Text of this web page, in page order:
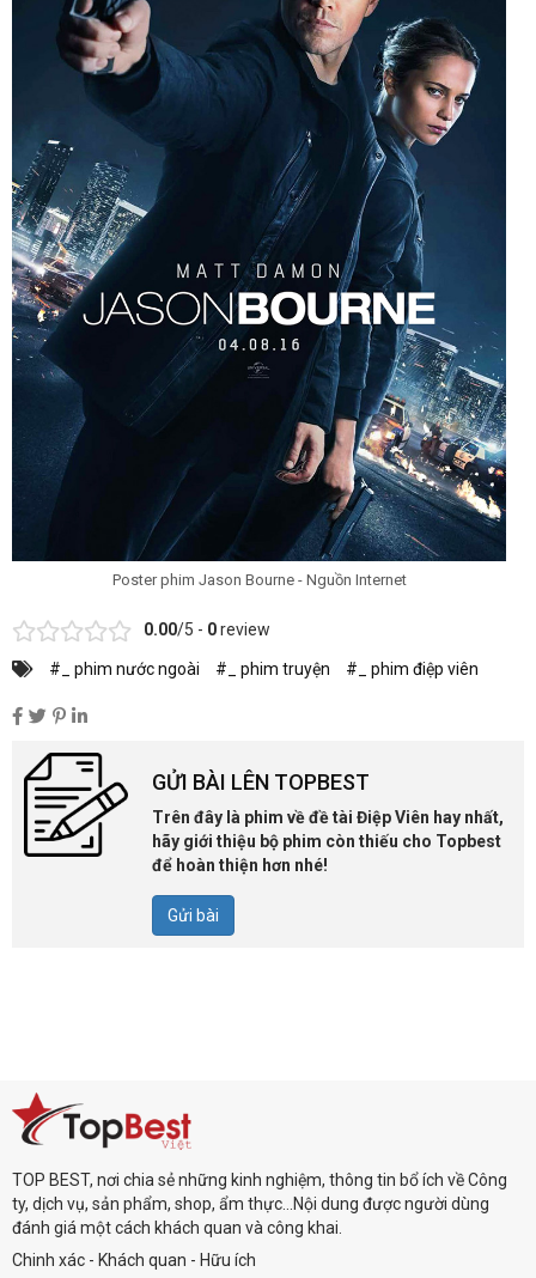
Poster phim Jason Bourne - Nguồn Internet
0.00/5 - 0review
#_ phim nước ngoài #_ phim truyện #_ phim điệp viên
GỬI BÀI LÊN TOPBEST
Trên đây là phim về đề tài Điệp Viên hay nhất,
hãy giới thiệu bộ phim còn thiếu cho Topbest
để hoàn thiện hơn nhé!
Gửi bài
TOP BEST, nơi chia sẻ những kinh nghiệm, thông tin bổ ích về Công
ty, dịch vụ, sản phẩm, shop, ẩm thực...Nội dung được người dùng
đánh giá một cách khách quan và công khai.
Chinh xác - Khách quan - Hữu ích